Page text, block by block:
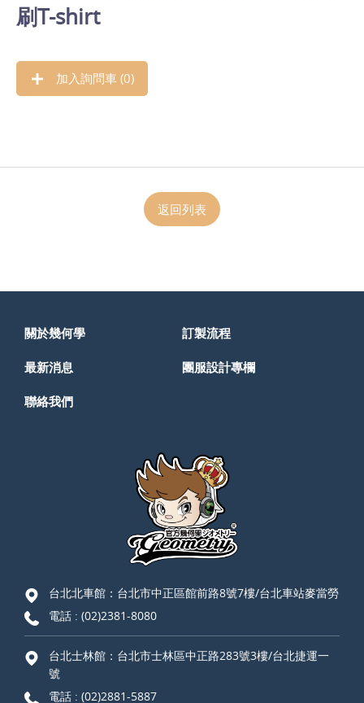
刷T-shirt
加入詢問車 (0)
返回列表
關於幾何學 訂製流程
最新消息 團服設計專欄
聯絡我們
台北北車館：台北市中正區館前路8號7樓/台北車站麥當勞
電話 : (02)2381-8080
台北士林館：台北市士林區中正路283號3樓/台北捷運一
號
電話 : (02)2881-5887